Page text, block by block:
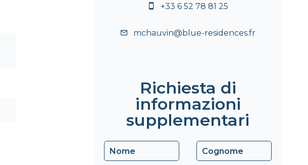
+33 6 52 78 81 25
mchauvin@blue-residences.fr
Richiesta di
informazioni
supplementari